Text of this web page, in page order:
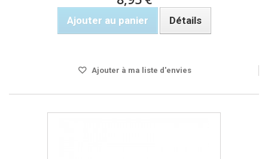
Ajouter au panier Détails
Ajouter à ma liste d'envies